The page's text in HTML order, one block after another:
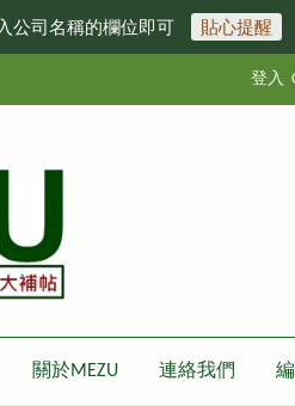
公司名稱的欄位即可 貼心提醒
登入
關於MEZU 連絡我們